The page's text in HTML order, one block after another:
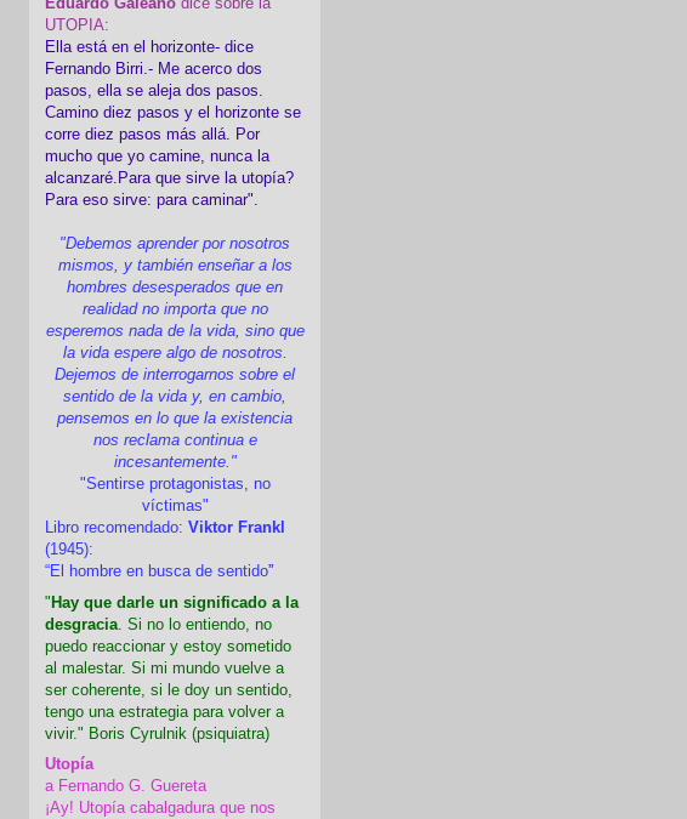
Eduardo Galeano dice sobre la
UTOPIA:
Ella está en el horizonte- dice
Fernando Birri.- Me acerco dos
pasos, ella se aleja dos pasos.
Camino diez pasos y el horizonte se
corre diez pasos más allá. Por
mucho que yo camine, nunca la
alcanzaré.Para que sirve la utopía?
Para eso sirve: para caminar".
"Debemos aprender por nosotros
mismos, y también enseñar a los
hombres desesperados que en
realidad no importa que no
esperemos nada de la vida, sino que
la vida espere algo de nosotros.
Dejemos de interrogarnos sobre el
sentido de la vida y, en cambio,
pensemos en lo que la existencia
nos reclama continua e
incesantemente."
"Sentirse protagonistas, no
víctimas"
Libro recomendado: Viktor Frankl
(1945):
“El hombre en busca de sentido”
" Hay que darle un significado a la
desgracia. Si no lo entiendo, no
puedo reaccionar y estoy sometido
al malestar. Si mi mundo vuelve a
ser coherente, si le doy un sentido,
tengo una estrategia para volver a
vivir." Boris Cyrulnik (psiquiatra)
Utopía
a Fernando G. Guereta
¡Ay! Utopía cabalgadura que nos